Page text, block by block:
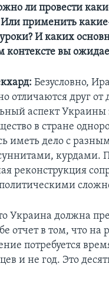
ли провести
применить
И каких
контексте вы
Безусловно,
отличаются друг от
аспект Украины
в стране
иметь дело с
курдами.
реконструкция
Украина должна
отчет в том, что
потребуется
и не год. Это